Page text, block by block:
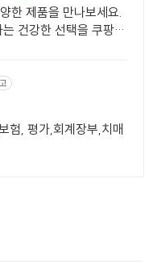
한 제품을 만나보세요.
건강한 선택을 쿠팡에
험, 평가,회계장부,치매